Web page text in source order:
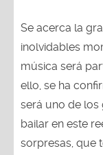
Se acerca la
inolvidables
música será
ello, se ha
será uno de
bailar en este
sorpresas, que